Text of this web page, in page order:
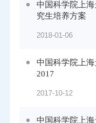
中国科学院上
究生培养方案
2018-01-06
中国科学院上
2017
2017-10-12
中国科学院上